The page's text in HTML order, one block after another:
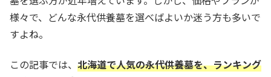
様々で、どんな永代供養墓を選べばよいか迷う方も多いで
すよね。
この記事では、 北海道で人気の永代供養墓を、ランキング